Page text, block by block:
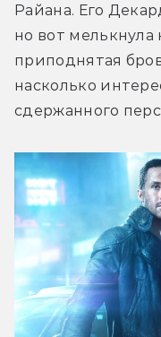
Райана. Его
но вот мелькнула
приподнятая
насколько
сдержанного